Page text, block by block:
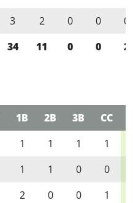
3 2 0 0
0
34 11 0 0 2
1B 2B 3B CC
1 1 1 1
1 1 0 0
2 0 0 1